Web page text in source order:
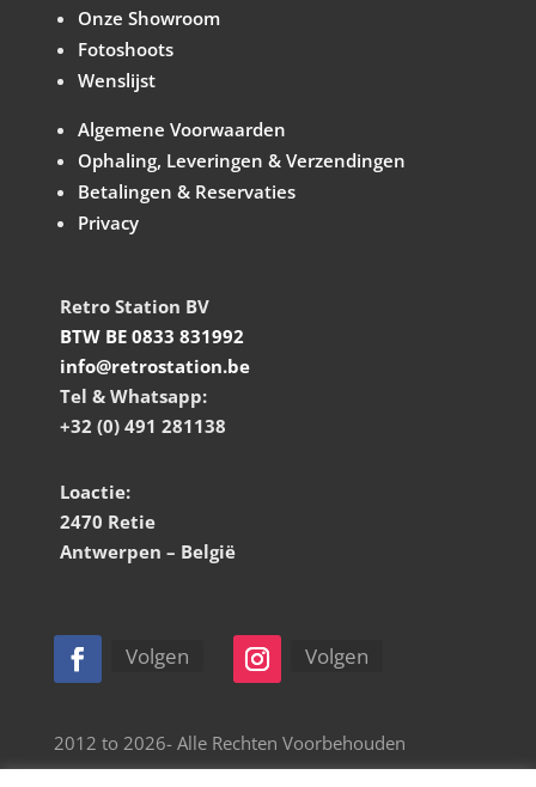
Onze Showroom
Fotoshoots
Wenslijst
Algemene Voorwaarden
Ophaling, Leveringen & Verzendingen
Betalingen & Reservaties
Privacy
Retro Station BV
BTW BE 0833 831992
info@retrostation.be
Tel & Whatsapp:
+32 (0) 491 281138
Loactie:
2470 Retie
Antwerpen – België
Volgen Volgen
2012 to 2026- Alle Rechten Voorbehouden